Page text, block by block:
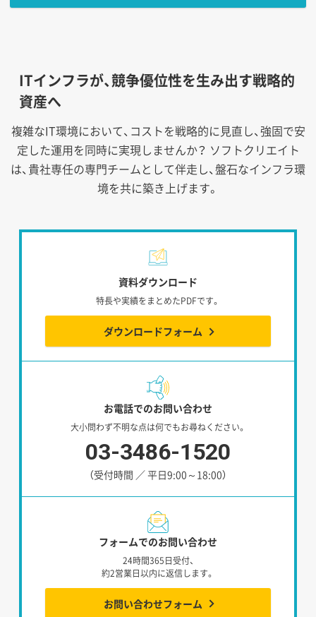
ITインフラが、競争優位性を生み出す戦略的
資産へ
複雑なIT環境において、コストを戦略的に見直し、強固で安
定した運用を同時に実現しませんか？ ソフトクリエイト
は、貴社専任の専門チームとして伴走し、盤石なインフラ環
境を共に築き上げます。
資料ダウンロード
特長や実績をまとめたPDFです。
ダウンロードフォーム
お電話でのお問い合わせ
大小問わず不明な点は何でもお尋ねください。
03-3486-1520
（受付時間 ／ 平日9:00～18:00）
フォームでのお問い合わせ
24時間365日受付、
約2営業日以内に返信します。
お問い合わせフォーム